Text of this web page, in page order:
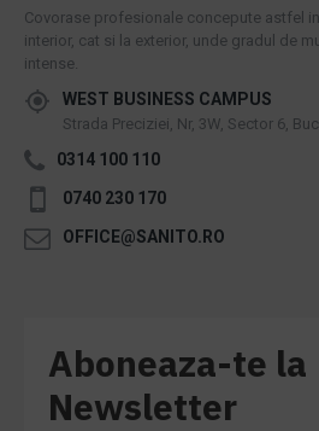
Covorase profesionale concepute astfel
interior, cat si la exterior, unde gradul de
intense.
WEST BUSINESS CAMPUS
Strada Preciziei, Nr, 3W, Sector 6,
0314 100 110
0740 230 170
OFFICE@SANITO.RO
Aboneaza-te la
Newsletter